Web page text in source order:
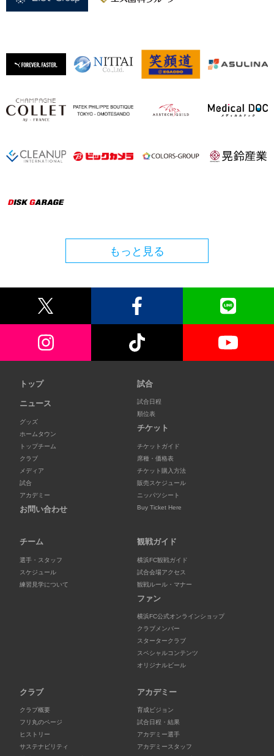
もっと見る
トップ
ニュース
グッズ
ホームタウン
トップチーム
クラブ
メディア
試合
アカデミー
お問い合わせ
試合
試合日程
順位表
チケット
チケットガイド
席種・価格表
チケット購入方法
販売スケジュール
ニッパツシート
Buy Ticket Here
チーム
選手・スタッフ
スケジュール
練習見学について
観戦ガイド
横浜FC観戦ガイド
試合会場アクセス
観戦ルール・マナー
ファン
横浜FC公式オンラインショップ
クラブメンバー
スタータークラブ
スペシャルコンテンツ
オリジナルビール
クラブ
クラブ概要
フリ丸のページ
ヒストリー
サステナビリティ
アカデミー
育成ビジョン
試合日程・結果
アカデミー選手
アカデミースタッフ